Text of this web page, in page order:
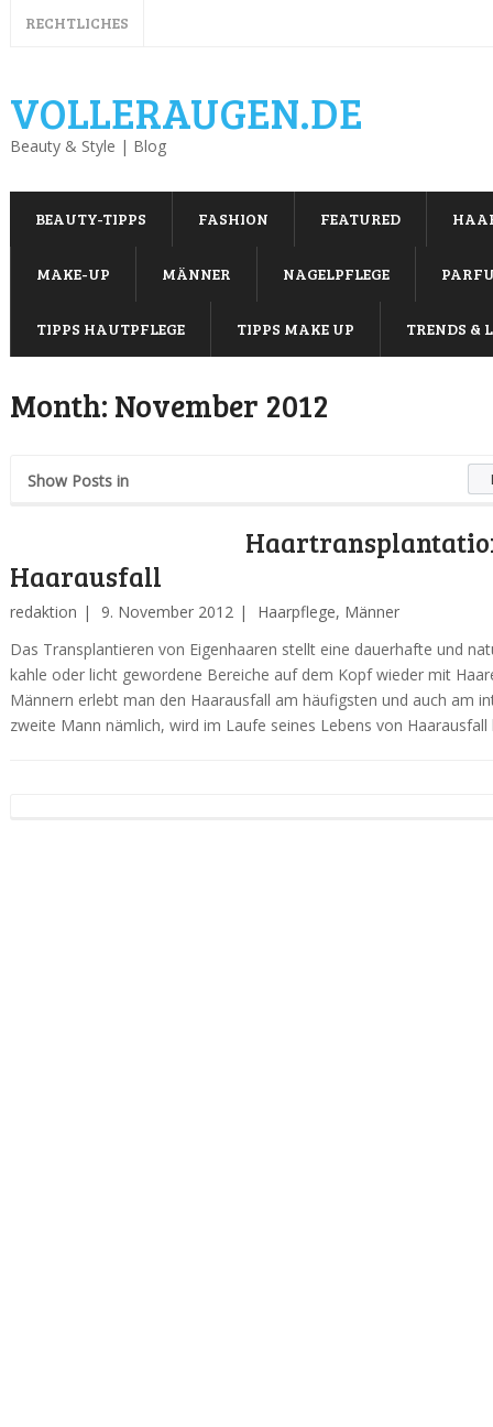
RECHTLICHES
VOLLERAUGEN.DE
Beauty & Style | Blog
BEAUTY-TIPPS FASHION FEATURED
MAKE-UP MÄNNER NAGELPFLEGE
TIPPS HAUTPFLEGE TIPPS MAKE UP TRENDS &
Month: November 2012
Show Posts in
Haarausfall
redaktion 9. November 2012 Haarpflege, Männer
Das Transplantieren von Eigenhaaren stellt eine dauerhafte und
kahle oder licht gewordene Bereiche auf dem Kopf wieder mit
Männern erlebt man den Haarausfall am häufigsten und auch am
zweite Mann nämlich, wird im Laufe seines Lebens von